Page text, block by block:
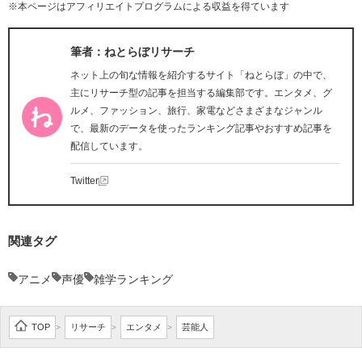
※本ページはアフィリエイトプログラムによる収益を得ています
筆者：ねとらぼリサーチ
ネット上の旬な情報を紹介するサイト「ねとらぼ」の中で、
主にリサーチ型の記事を担当する編集部です。エンタメ、グ
ルメ、ファッション、旅行、家電などさまざまなジャンル
で、最新のデータを使ったランキング記事やおすすめ記事を
配信しています。
Twitter
関連タグ
アニメ 声優 雑学ランキング
TOP > リサーチ > エンタメ > 芸能人